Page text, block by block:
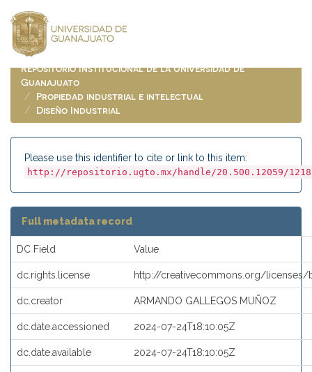
navigation
Repositorio Institucional de la Universidad de
Guanajuato
Propiedad industrial e intelectual
Diseño Industrial
Please use this identifier to cite or link to this item:
http://repositorio.ugto.mx/handle/20.500.12059/
Full metadata record
DC Field Value
dc.rights.license http://creativecommons.org/
dc.creator ARMANDO GALLEGOS MUÑOZ
dc.date.accessioned 2024-07-24T18:10:05Z
dc.date.available 2024-07-24T18:10:05Z